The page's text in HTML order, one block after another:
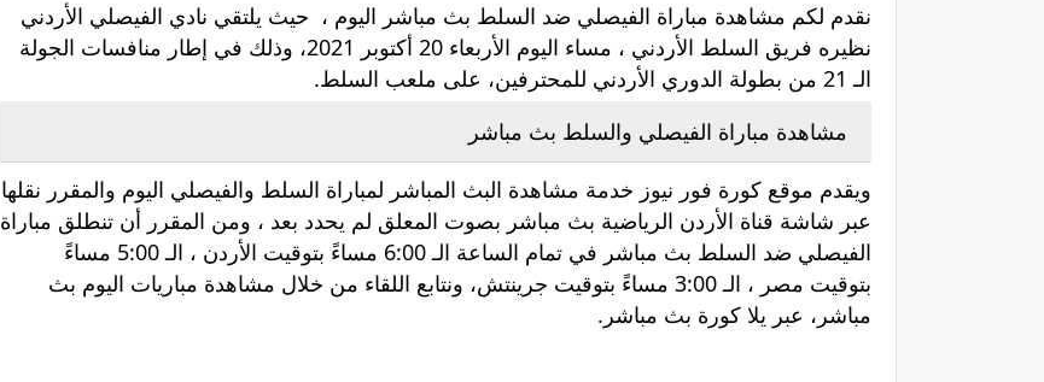
نقدم لكم مشاهدة مباراة الفيصلي ضد السلط بث مباشر اليوم ، حيث يلتقي نادي الفيصلي الأردني
نظيره فريق السلط الأردني ، مساء اليوم الأربعاء 20 أكتوبر 2021، وذلك في إطار منافسات الجولة
الـ 21 من بطولة الدوري الأردني للمحترفين، على ملعب السلط.
مشاهدة مباراة الفيصلي والسلط بث مباشر
ويقدم موقع كورة فور نيوز خدمة مشاهدة البث المباشر لمباراة السلط والفيصلي اليوم والمقرر نقلها
عبر شاشة قناة الأردن الرياضية بث مباشر بصوت المعلق لم يحدد بعد ، ومن المقرر أن تنطلق مباراة
الفيصلي ضد السلط بث مباشر في تمام الساعة الـ 6:00 مساءً بتوقيت الأردن ، الـ 5:00 مساءً
بتوقيت مصر ، الـ 3:00 مساءً بتوقيت جرينتش، ونتابع اللقاء من خلال مشاهدة مباريات اليوم بث
مباشر، عبر يلا كورة بث مباشر.